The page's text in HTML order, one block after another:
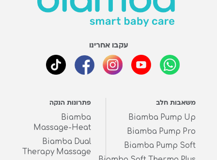
עקבו אחרינו
משאבות חלב
Biamba Pump Up
Biamba Pump Pro
Biamba Pump Soft
פתרונות הנקה
Biamba
Massage-Heat
Biamba Dual
Therapy Massage